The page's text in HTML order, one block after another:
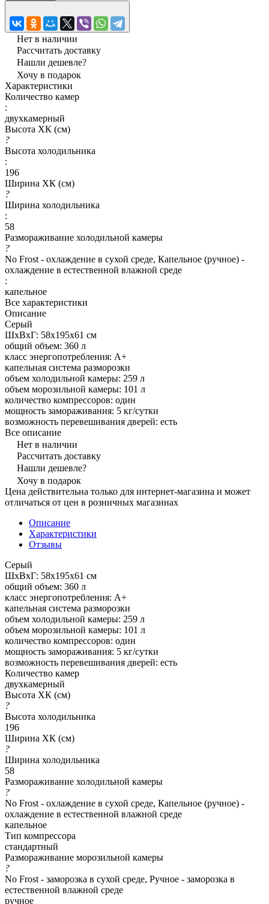
Нет в наличии
Рассчитать доставку
Нашли дешевле?
Хочу в подарок
Характеристики
Количество камер
:
двухкамерный
Высота ХК (см)
?
Высота холодильника
:
196
Ширина ХК (см)
?
Ширина холодильника
:
58
Размораживание холодильной камеры
?
No Frost - охлаждение в сухой среде, Капельное (ручное) -
охлаждение в естественной влажной среде
:
капельное
Все характеристики
Описание
Серый
ШхВхГ: 58х195х61 см
общий объем: 360 л
класс энергопотребления: A+
капельная система разморозки
объем холодильной камеры: 259 л
объем морозильной камеры: 101 л
количество компрессоров: один
мощность замораживания: 5 кг/сутки
возможность перевешивания дверей: есть
Все описание
Нет в наличии
Рассчитать доставку
Нашли дешевле?
Хочу в подарок
Цена действительна только для интернет-магазина и может
отличаться от цен в розничных магазинах
Описание
Характеристики
Отзывы
Серый
ШхВхГ: 58х195х61 см
общий объем: 360 л
класс энергопотребления: A+
капельная система разморозки
объем холодильной камеры: 259 л
объем морозильной камеры: 101 л
количество компрессоров: один
мощность замораживания: 5 кг/сутки
возможность перевешивания дверей: есть
Количество камер
двухкамерный
Высота ХК (см)
?
Высота холодильника
196
Ширина ХК (см)
?
Ширина холодильника
58
Размораживание холодильной камеры
?
No Frost - охлаждение в сухой среде, Капельное (ручное) -
охлаждение в естественной влажной среде
капельное
Тип компрессора
стандартный
Размораживание морозильной камеры
?
No Frost - заморозка в сухой среде, Ручное - заморозка в
естественной влажной среде
ручное